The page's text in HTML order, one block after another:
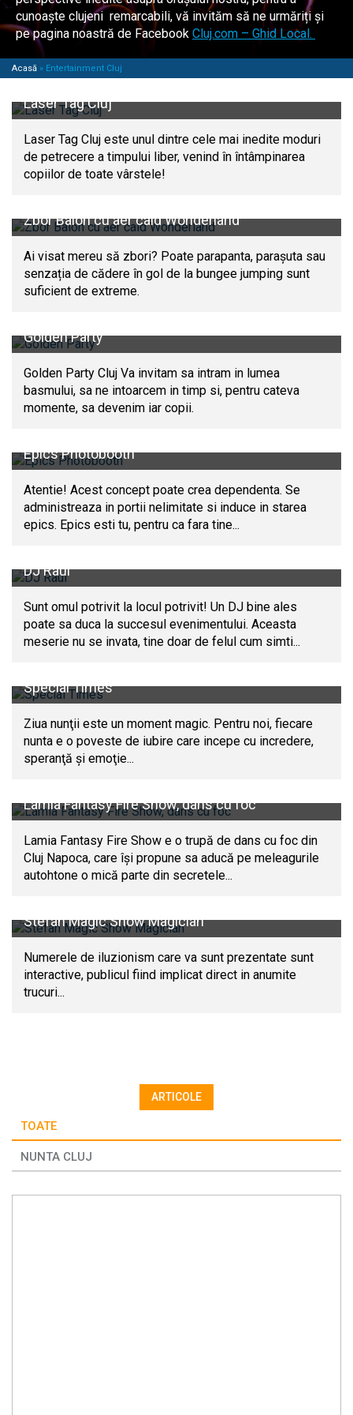
cunoaște clujeni remarcabili, vă invităm să ne urmăriți și
pe pagina noastră de Facebook Cluj.com – Ghid Local.
Acasă » Entertainment Cluj
Laser Tag Cluj
Laser Tag Cluj este unul dintre cele mai inedite moduri
de petrecere a timpului liber, venind în întâmpinarea
copiilor de toate vârstele!
Zbor Balon cu aer cald Wonderland
Ai visat mereu să zbori? Poate parapanta, parașuta sau
senzația de cădere în gol de la bungee jumping sunt
suficient de extreme.
Golden Party
Golden Party Cluj Va invitam sa intram in lumea
basmului, sa ne intoarcem in timp si, pentru cateva
momente, sa devenim iar copii.
Epics Photobooth
Atentie! Acest concept poate crea dependenta. Se
administreaza in portii nelimitate si induce in starea
epics. Epics esti tu, pentru ca fara tine...
DJ Raul
Sunt omul potrivit la locul potrivit! Un DJ bine ales
poate sa duca la succesul evenimentului. Aceasta
meserie nu se invata, tine doar de felul cum simti...
Special Times
Ziua nunţii este un moment magic. Pentru noi, fiecare
nunta e o poveste de iubire care incepe cu incredere,
speranţă şi emoţie...
Lamia Fantasy Fire Show, dans cu foc
Lamia Fantasy Fire Show e o trupă de dans cu foc din
Cluj Napoca, care îşi propune sa aducă pe meleagurile
autohtone o mică parte din secretele...
Stefan Magic Show Magician
Numerele de iluzionism care va sunt prezentate sunt
interactive, publicul fiind implicat direct in anumite
trucuri...
ARTICOLE
TOATE
NUNTA CLUJ